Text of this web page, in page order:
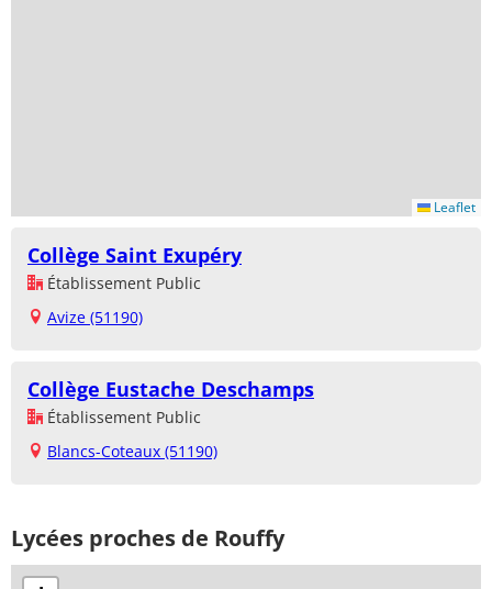
Leaflet
Collège Saint Exupéry
Établissement Public
Avize (51190)
Collège Eustache Deschamps
Établissement Public
Blancs-Coteaux (51190)
Lycées proches de Rouffy